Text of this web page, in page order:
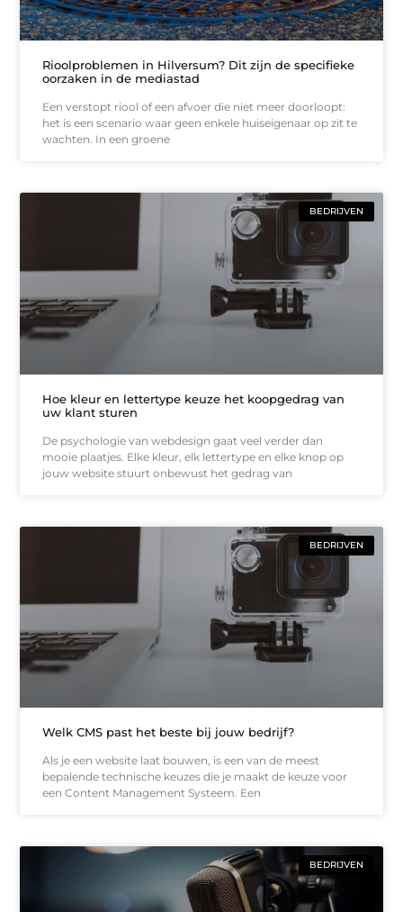
Rioolproblemen in Hilversum? Dit zijn de specifieke
oorzaken in de mediastad
Een verstopt riool of een afvoer die niet meer doorloopt:
het is een scenario waar geen enkele huiseigenaar op zit te
wachten. In een groene
BEDRIJVEN
Hoe kleur en lettertype keuze het koopgedrag van
uw klant sturen
De psychologie van webdesign gaat veel verder dan
mooie plaatjes. Elke kleur, elk lettertype en elke knop op
jouw website stuurt onbewust het gedrag van
BEDRIJVEN
Welk CMS past het beste bij jouw bedrijf?
Als je een website laat bouwen, is een van de meest
bepalende technische keuzes die je maakt de keuze voor
een Content Management Systeem. Een
BEDRIJVEN